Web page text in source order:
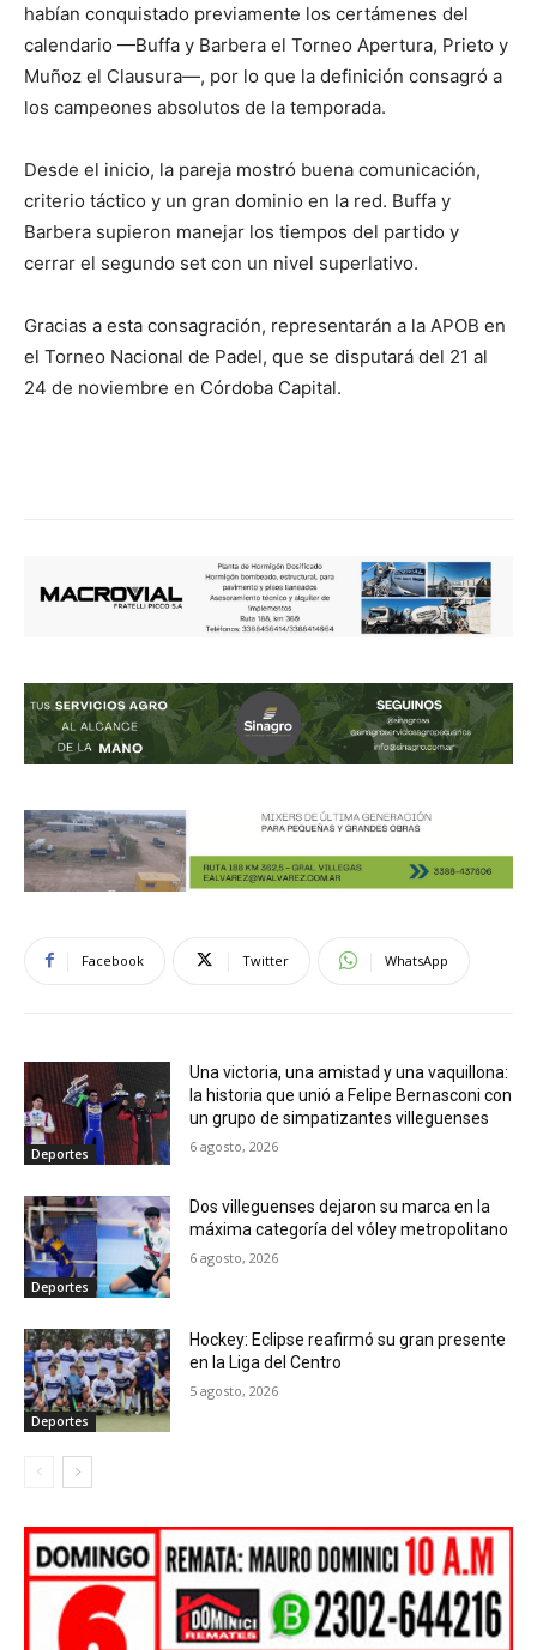
habían conquistado previamente los certámenes del
calendario —Buffa y Barbera el Torneo Apertura, Prieto y
Muñoz el Clausura—, por lo que la definición consagró a
los campeones absolutos de la temporada.
Desde el inicio, la pareja mostró buena comunicación,
criterio táctico y un gran dominio en la red. Buffa y
Barbera supieron manejar los tiempos del partido y
cerrar el segundo set con un nivel superlativo.
Gracias a esta consagración, representarán a la APOB en
el Torneo Nacional de Padel, que se disputará del 21 al
24 de noviembre en Córdoba Capital.
Facebook Twitter WhatsApp
Deportes
Una victoria, una amistad y una vaquillona:
la historia que unió a Felipe Bernasconi con
un grupo de simpatizantes villeguenses
6 agosto, 2026
Deportes
Dos villeguenses dejaron su marca en la
máxima categoría del vóley metropolitano
6 agosto, 2026
Deportes
Hockey: Eclipse reafirmó su gran presente
en la Liga del Centro
5 agosto, 2026